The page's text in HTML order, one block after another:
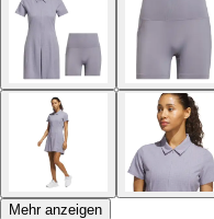
Mehr anzeigen